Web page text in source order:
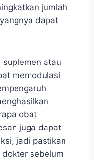
jumlah
dapat
suplemen atau
memodulasi
obat
juga dapat
jadi pastikan
sebelum